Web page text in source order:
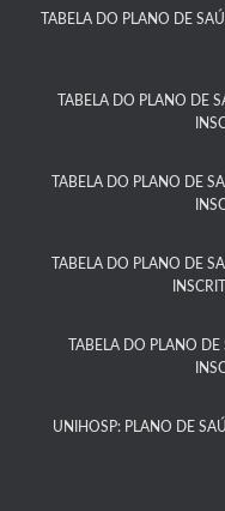
TABELA DO PLANO DE
TABELA DO PLANO DE
TABELA DO PLANO DE
TABELA DO PLANO DE
TABELA DO PLANO
UNIHOSP: PLANO DE